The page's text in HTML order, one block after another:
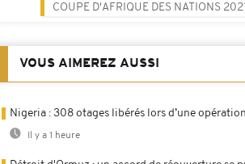
COUPE D'AFRIQUE DES NATIONS 2021
VOUS AIMEREZ AUSSI
Nigeria : 308 otages libérés lors d’une
Il y a 1 heure